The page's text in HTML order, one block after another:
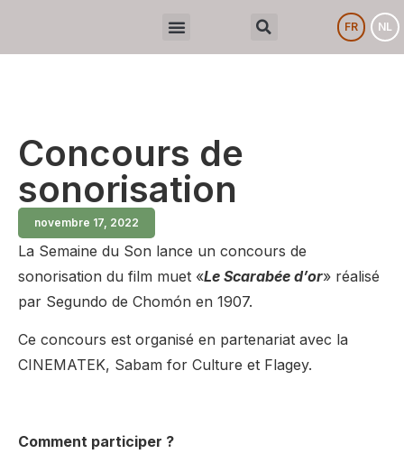
FR NL
Concours de
sonorisation
novembre 17, 2022
La Semaine du Son lance un concours de
sonorisation du film muet «Le Scarabée d’or» réalisé
par Segundo de Chomón en 1907.
Ce concours est organisé en partenariat avec la
CINEMATEK, Sabam for Culture et Flagey.
Comment participer ?